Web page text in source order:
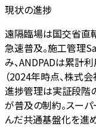
現状の進捗
遠隔臨場は国交省直
急速普及。施工管理
み、ANDPADは累計
（2024年時点、株式会
進捗管理は実証段階
が普及の制約。スー
んだ共通基盤化を進